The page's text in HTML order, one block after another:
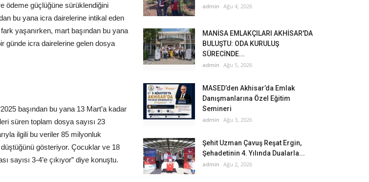
ödeme güçlüğüne sürüklendiğini
bu yana icra dairelerine intikal eden
yaşanırken, mart başından bu yana
günde icra dairelerine gelen dosya
başından bu yana 13 Mart’a kadar
süren toplam dosya sayısı 23
ilgili bu veriler 85 milyonluk
gösteriyor. Çocuklar ve 18
sayısı 3-4’e çıkıyor” diye konuştu.
admin Ağu 4, 2026
MANİSA EMLAKÇILARI AKHİSAR'DA
BULUŞTU: ODA KURULUŞ
SÜRECİNDE...
admin Ağu 5, 2026
MASED’den Akhisar’da Emlak
Danışmanlarına Özel Eğitim
Semineri
admin Ağu 3, 2026
Şehit Uzman Çavuş Reşat Ergin,
Şehadetinin 4. Yılında Dualarla...
admin Ağu 2, 2026